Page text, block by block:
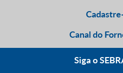
Canal do
Siga o